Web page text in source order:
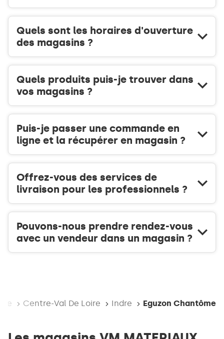
Quels sont les horaires d'ouverture
des magasins ?
Quels produits puis-je trouver dans
vos magasins ?
Puis-je passer une commande en
ligne et la récupérer en magasin ?
Offrez-vous des services de
livraison pour les professionnels ?
Pouvons-nous prendre rendez-vous
avec un vendeur dans un magasin ?
Centre-Val De Loire Indre Eguzon Chantôme